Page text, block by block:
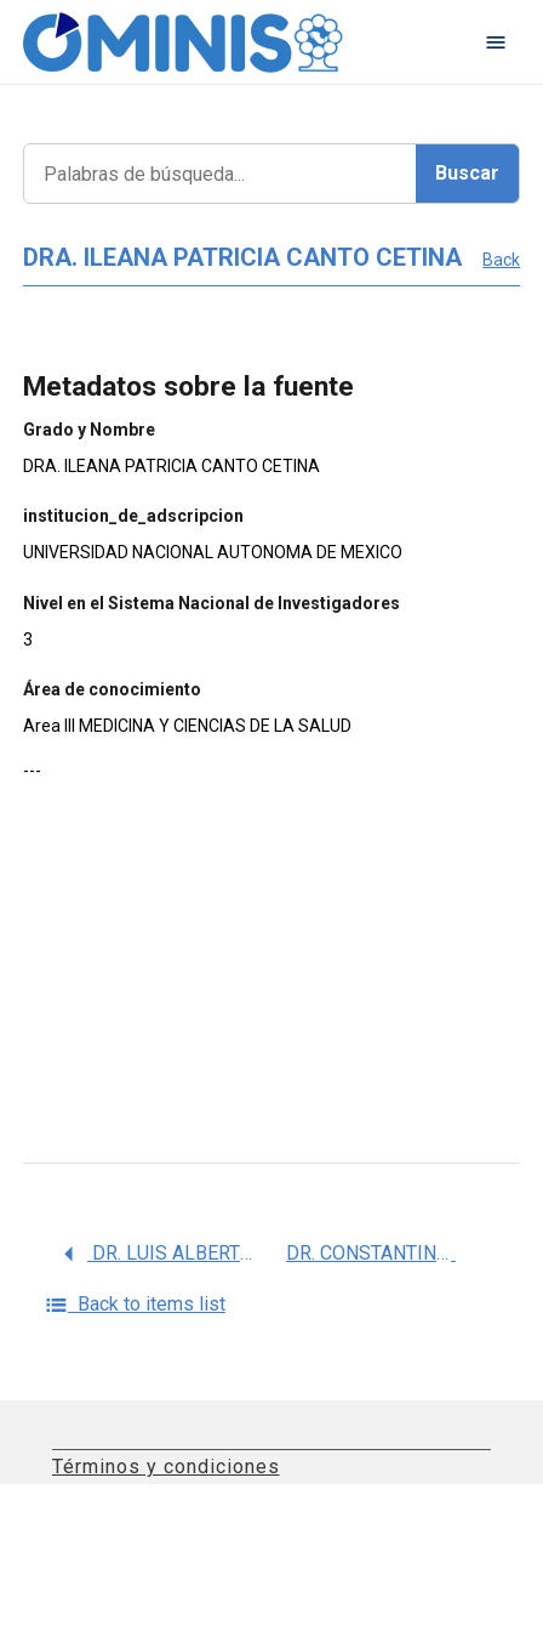
DRA. ILEANA PATRICIA CANTO CETINA Back
Metadatos sobre la fuente
Grado y Nombre
DRA. ILEANA PATRICIA CANTO CETINA
institucion_de_adscripcion
UNIVERSIDAD NACIONAL AUTONOMA DE MEXICO
Nivel en el Sistema Nacional de Investigadores
3
Área de conocimiento
Area III MEDICINA Y CIENCIAS DE LA SALUD
---
DR. LUIS ALBERTO GAITAN CEPEDA DR. CONSTANTINO LEDESMA MONTES
Back to items list
Términos y condiciones